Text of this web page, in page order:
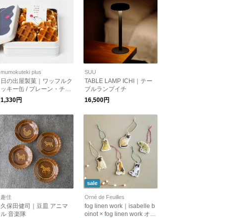
mumokuteki plus
日の出屋製菓｜ワッフルク
ッキー缶 / プレーン・チー
ズ
1,330円
SUU
TABLE LAMP ICHI｜テー
ブルランプイチ
16,500円
趣佳
久保田健司｜豆皿 アニマ
ル 音楽隊
sale
Orné de Feuilles
fog linen work｜isabelle b
oinot × fog linen work オー